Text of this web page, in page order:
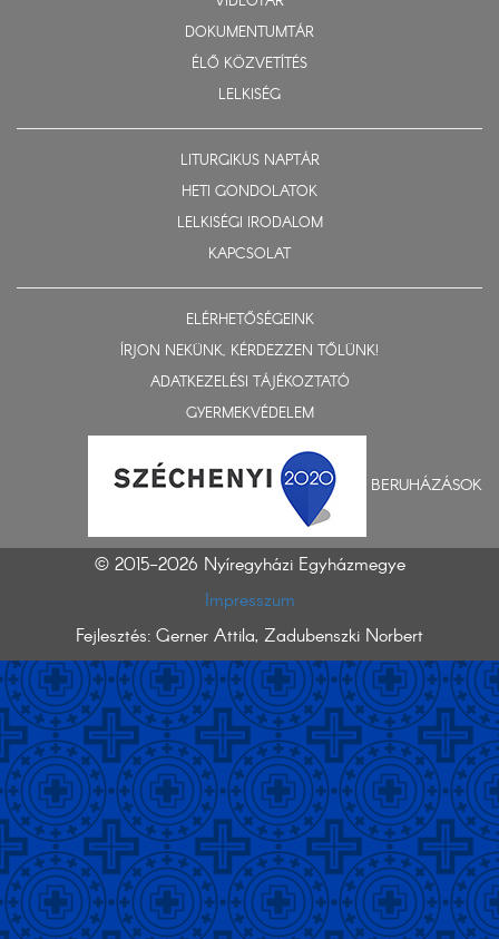
DOKUMENTUMTÁR
ÉLŐ KÖZVETÍTÉS
LELKISÉG
LITURGIKUS NAPTÁR
HETI GONDOLATOK
LELKISÉGI IRODALOM
KAPCSOLAT
ELÉRHETŐSÉGEINK
ÍRJON NEKÜNK, KÉRDEZZEN TŐLÜNK!
ADATKEZELÉSI TÁJÉKOZTATÓ
GYERMEKVÉDELEM
BERUHÁZÁSOK
© 2015-2026 Nyíregyházi Egyházmegye
Impresszum
Fejlesztés: Gerner Attila, Zadubenszki Norbert